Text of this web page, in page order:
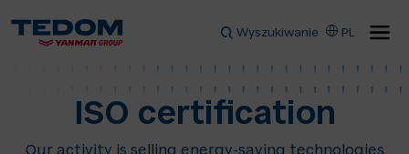
Wyszukiwanie PL
ISO certification